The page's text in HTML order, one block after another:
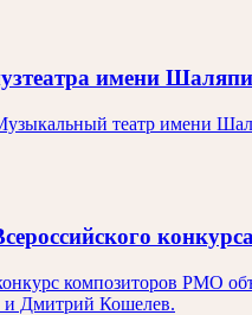
имени
театр имени
композиторов РМО
и Дмитрий Кошелев.